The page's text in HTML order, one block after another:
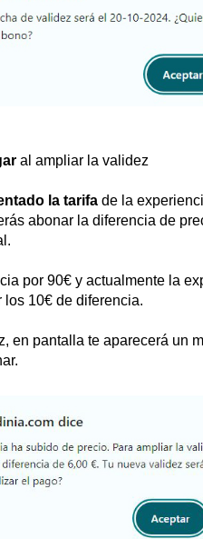
al ampliar la validez
la tarifa de la
abonar la diferencia de
por 90€ y actualmente la
10€ de diferencia.
en pantalla te aparecerá un